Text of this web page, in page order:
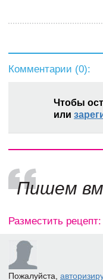
Комментарии (0):
Чтобы
или
Пишем
Разместить рецепт:
Пожалуйста,